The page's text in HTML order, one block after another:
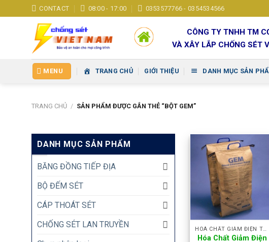
to
CONTACT 08:00 - 17:00 0353577766 - 0354534566
CÔNG TY TNHH TM
VÀ XÂY LẮP CHỐNG SÉT
MENU TRANG CHỦ GIỚI THIỆU DANH MỤC SẢN
TRANG CHỦ / SẢN PHẨM ĐƯỢC GẮN THẺ “BỘT GEM”
DANH MỤC SẢN PHẨM
BĂNG ĐỒNG TIẾP ĐỊA
BỘ ĐẾM SÉT
CÁP THOÁT SÉT
CHỐNG SÉT LAN TRUYỀN
HOÁ CHẤT GIẢM ĐIỆN TRỞ ĐẤT
Hóa Chất Giảm Điện